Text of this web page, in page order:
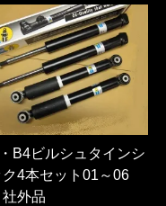
B4ビルシュタインシ
ク4本セット01～06
外品